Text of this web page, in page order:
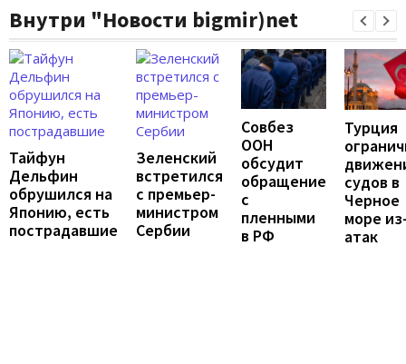
Внутри "Новости bigmir)net
Тайфун
Дельфин
обрушился на
Японию, есть
пострадавшие
Зеленский
встретился
с премьер-
министром
Сербии
Совбез
ООН
обсудит
обращение
с
пленными
в РФ
Турция
судов в
Черное
море
атак